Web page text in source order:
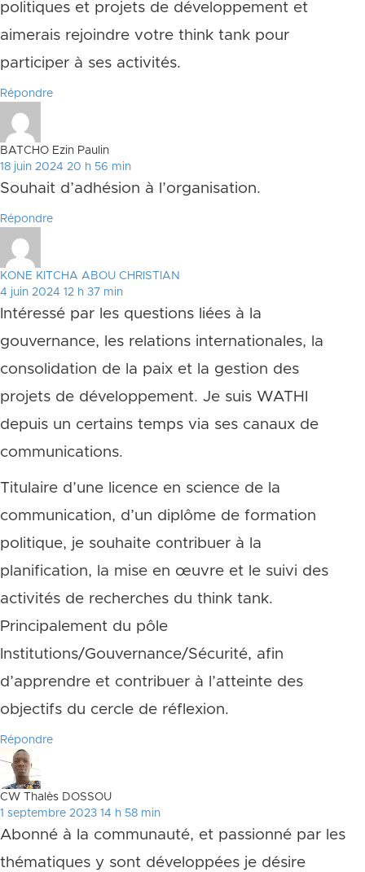
politiques et projets de développement et
aimerais rejoindre votre think tank pour
participer à ses activités.
Répondre
BATCHO Ezin Paulin
18 juin 2024 20 h 56 min
Souhait d’adhésion à l’organisation.
Répondre
KONE KITCHA ABOU CHRISTIAN
4 juin 2024 12 h 37 min
Intéressé par les questions liées à la
gouvernance, les relations internationales, la
consolidation de la paix et la gestion des
projets de développement. Je suis WATHI
depuis un certains temps via ses canaux de
communications.
Titulaire d’une licence en science de la
communication, d’un diplôme de formation
politique, je souhaite contribuer à la
planification, la mise en œuvre et le suivi des
activités de recherches du think tank.
Principalement du pôle
Institutions/Gouvernance/Sécurité, afin
d’apprendre et contribuer à l’atteinte des
objectifs du cercle de réflexion.
Répondre
CW Thalès DOSSOU
1 septembre 2023 14 h 58 min
Abonné à la communauté, et passionné par les
thématiques y sont développées je désire